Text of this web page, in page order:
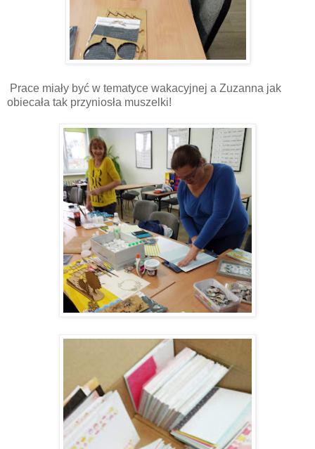
Prace miały być w tematyce wakacyjnej a Zuzanna jak
obiecała tak przyniosła muszelki!